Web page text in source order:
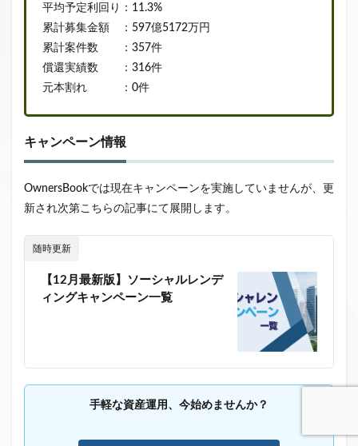
平均予定利回り：11.3%
累計募集金額 ：597億5172万円
累計案件数 ：357件
償還実績数 ：316件
元本割れ ：0件
キャンペーン情報
OwnersBookでは現在キャンペーンを実施していませんが、更
新され次第こちらの記事にて展開します。
随時更新
【12月最新版】ソーシャルレンデ
ィングキャンペーン一覧
手軽な資産運用、今始めませんか？